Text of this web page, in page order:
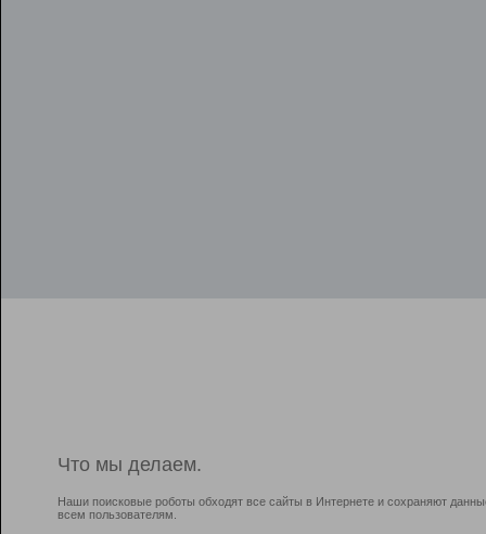
Что мы делаем.
Наши поисковые роботы обходят все сайты в Интернете и сохраняют
всем пользователям.